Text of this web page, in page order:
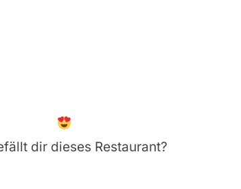
dir dieses Restaurant?